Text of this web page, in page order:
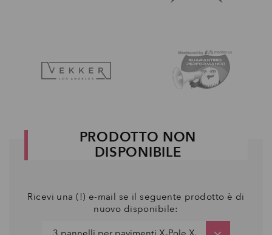
PRODOTTO NON
DISPONIBILE
Ricevi una (!) e-mail se il seguente prodotto è di
nuovo disponibile: